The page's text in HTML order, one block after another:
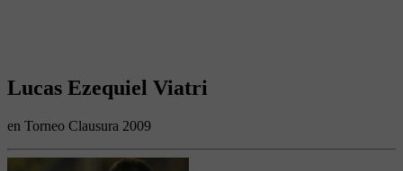
Lucas Ezequiel Viatri
en Torneo Clausura 2009